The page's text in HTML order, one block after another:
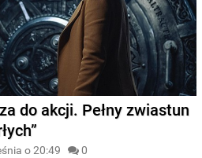
do akcji. Pełny zwiastun
o 20:49 0